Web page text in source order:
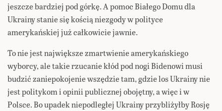
jeszcze bardziej pod górkę. A pomoc Białego Domu dla
Ukrainy stanie się kością niezgody w polityce
amerykańskiej już całkowicie jawnie.
To nie jest największe zmartwienie amerykańskiego
wyborcy, ale takie rzucanie kłód pod nogi Bidenowi musi
budzić zaniepokojenie wszędzie tam, gdzie los Ukrainy nie
jest politykom i opinii publicznej obojętny, a więc i w
Polsce. Bo upadek niepodległej Ukrainy przybliżyłby Rosję